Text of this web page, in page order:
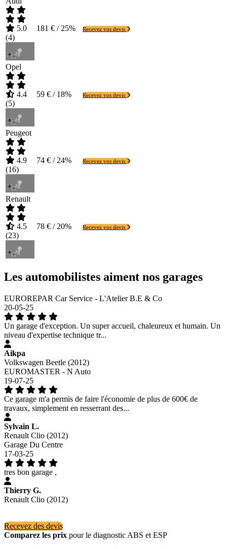
5.0
(4)
181 € / 25% Recevez vos devis
Opel
4.4
(5)
59 € / 18% Recevez vos devis
Peugeot
4.9
(16)
74 € / 24% Recevez vos devis
Renault
4.5
(23)
78 € / 20% Recevez vos devis
Les automobilistes aiment nos garages
EUROREPAR Car Service - L'Atelier B.E & Co
20-05-25
Un garage d'exception. Un super accueil, chaleureux et humain. Un
niveau d'expertise technique tr...
Aikpa
Volkswagen Beetle (2012)
EUROMASTER - N Auto
19-07-25
Ce garage m'a permis de faire l'économie de plus de 600€ de
travaux, simplement en resserrant des...
Sylvain L.
Renault Clio (2012)
Garage Du Centre
17-03-25
tres bon garage ,
Thierry G.
Renault Clio (2012)
Recevez des devis
Comparez les prix pour le diagnostic ABS et ESP